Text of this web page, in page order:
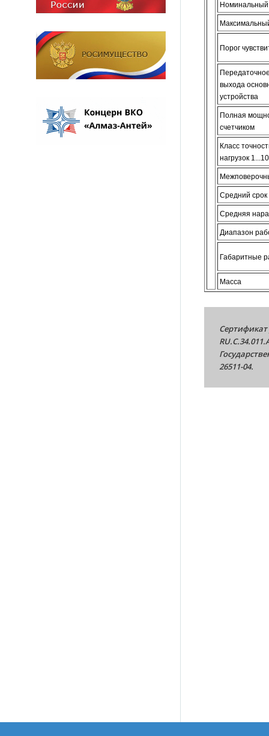
Номинальный
Порог
выхода
устройства
Полная
счетчиком
Класс
нагрузок
Средний
Средняя
Диапазон
Габаритные
Масса
Сертификат
26511-04.